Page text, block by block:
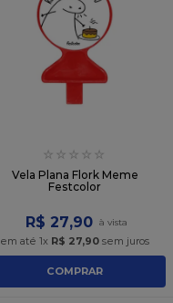
☆ ☆ ☆ ☆ ☆
Vela Plana Flork Meme
Festcolor
R$ 27,90
em até 1x R$ 27,90 sem juros
COMPRAR